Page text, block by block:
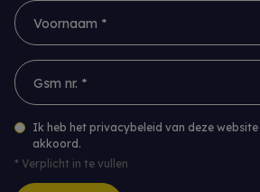
Voornaam *
Gsm nr. *
Ik heb het privacybeleid van deze website
akkoord.
* Verplicht in te vullen